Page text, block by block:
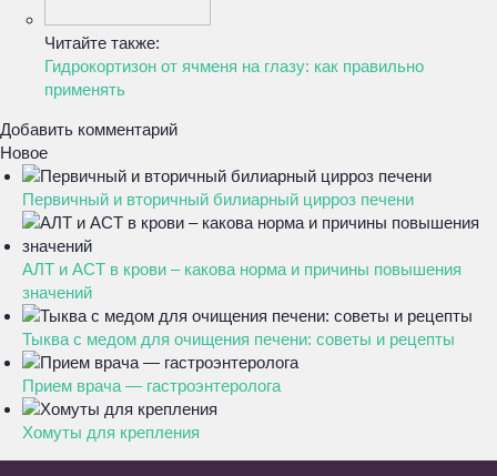
Читайте также:
Гидрокортизон от ячменя на глазу: как правильно
применять
Добавить комментарий
Новое
Первичный и вторичный билиарный цирроз печени
АЛТ и АСТ в крови – какова норма и причины повышения
значений
Тыква с медом для очищения печени: советы и рецепты
Прием врача — гастроэнтеролога
Хомуты для крепления